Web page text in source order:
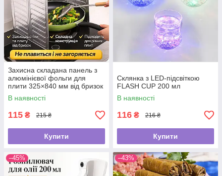
Захисна складана панель з
алюмінієвої фольги для
плити 325×840 мм від бризок
жиру
В наявності
115 ₴ 215 ₴
Купити
Склянка з LED-підсвіткою
FLASH CUP 200 мл
В наявності
116 ₴ 216 ₴
Купити
–45% –43%